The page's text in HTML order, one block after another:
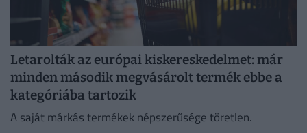
Letarolták az európai kiskereskedelmet: már
minden második megvásárolt termék ebbe a
kategóriába tartozik
A saját márkás termékek népszerűsége töretlen.